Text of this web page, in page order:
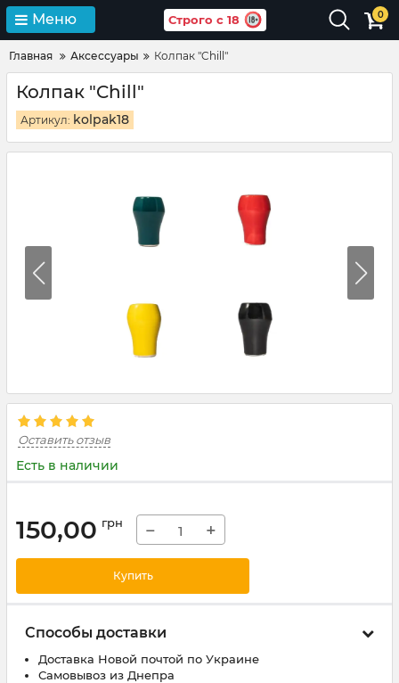
Меню Строго с 18 0
Главная Аксессуары Колпак "Chill"
Колпак "Chill"
Артикул: kolpak18
Оставить отзыв
Есть в наличии
150,00 грн − +
Купить
Способы доставки
Доставка Новой почтой по Украине
Самовывоз из Днепра